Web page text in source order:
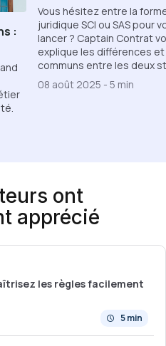
:
Vous hésitez entre la
juridique SCI ou SAS pour
lancer ? Captain Contrat
explique les différences
communs entre les deux
08 août 2025 - 5 min
ont
apprécié
les règles facilement
5 min